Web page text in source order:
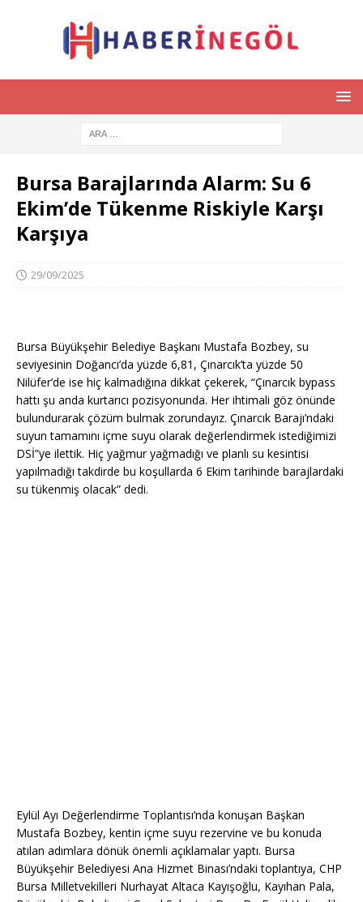
Bursa Barajlarında Alarm: Su 6
Ekim’de Tükenme Riskiyle Karşı
Karşıya
29/09/2025
Bursa Büyükşehir Belediye Başkanı Mustafa Bozbey, su
seviyesinin Doğancı’da yüzde 6,81, Çınarcık’ta yüzde 50
Nilüfer’de ise hiç kalmadığına dikkat çekerek, “Çınarcık bypass
hattı şu anda kurtarıcı pozisyonunda. Her ihtimali göz önünde
bulundurarak çözüm bulmak zorundayız. Çınarcık Barajı’ndaki
suyun tamamını içme suyu olarak değerlendirmek istediğimizi
DSİ”ye ilettik. Hiç yağmur yağmadığı ve planlı su kesintisi
yapılmadığı takdirde bu koşullarda 6 Ekim tarihinde barajlardaki
su tükenmiş olacak” dedi.
Eylül Ayı Değerlendirme Toplantısı’nda konuşan Başkan
Mustafa Bozbey, kentin içme suyu rezervine ve bu konuda
atılan adımlara dönük önemli açıklamalar yaptı. Bursa
Büyükşehir Belediyesi Ana Hizmet Binası’ndaki toplantıya, CHP
Bursa Milletvekilleri Nurhayat Altaca Kayışoğlu, Kayıhan Pala,